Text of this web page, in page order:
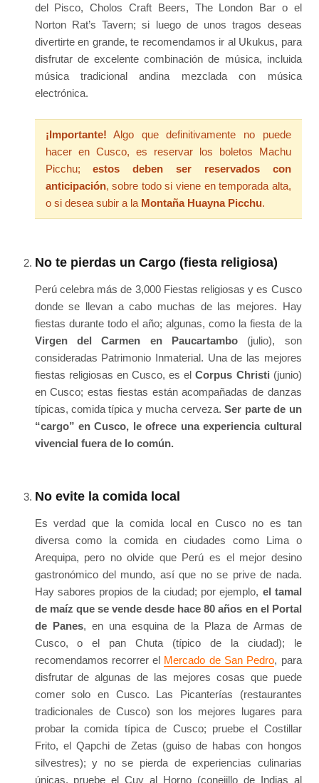
del Pisco, Cholos Craft Beers, The London Bar o el
Norton Rat’s Tavern; si luego de unos tragos deseas
divertirte en grande, te recomendamos ir al Ukukus, para
disfrutar de excelente combinación de música, incluida
música tradicional andina mezclada con música
electrónica.
¡Importante! Algo que definitivamente no puede
hacer en Cusco, es reservar los boletos Machu
Picchu;estos deben ser reservados con
anticipación, sobre todo si viene en temporada alta,
o si desea subir a la Montaña Huayna Picchu.
No te pierdas un Cargo (fiesta religiosa)
Perú celebra más de 3,000 Fiestas religiosas y es Cusco
donde se llevan a cabo muchas de las mejores. Hay
fiestas durante todo el año; algunas, como la fiesta de la
Virgen del Carmen en Paucartambo (julio), son
consideradas Patrimonio Inmaterial. Una de las mejores
fiestas religiosas en Cusco, es elCorpus Christi (junio)
en Cusco; estas fiestas están acompañadas de danzas
típicas, comida típica y mucha cerveza.Ser parte de un
“cargo” en Cusco, le ofrece una experiencia cultural
vivencial fuera de lo común.
No evite la comida local
Es verdad que la comida local en Cusco no es tan
diversa como la comida en ciudades como Lima o
Arequipa, pero no olvide que Perú es el mejor desino
gastronómico del mundo, así que no se prive de nada.
Hay sabores propios de la ciudad; por ejemplo, el tamal
de maíz que se vende desde hace 80 años en el Portal
de Panes, en una esquina de la Plaza de Armas de
Cusco, o el pan Chuta (típico de la ciudad); le
recomendamos recorrer el Mercado de San Pedro, para
disfrutar de algunas de las mejores cosas que puede
comer solo en Cusco. Las Picanterías (restaurantes
tradicionales de Cusco) son los mejores lugares para
probar la comida típica de Cusco; pruebe el Costillar
Frito, el Qapchi de Zetas (guiso de habas con hongos
silvestres); y no se pierda de experiencias culinarias
únicas, pruebe el Cuy al Horno (conejillo de Indias al